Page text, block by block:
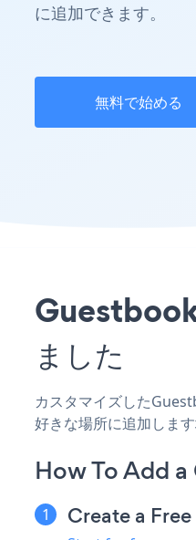
に追加できます。
無料で始める
ました
カスタマイズした
好きな場所に追加します
How To Add
Create a